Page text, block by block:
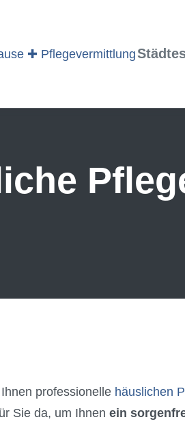
professionelle häuslichen
Sie da, um Ihnen ein